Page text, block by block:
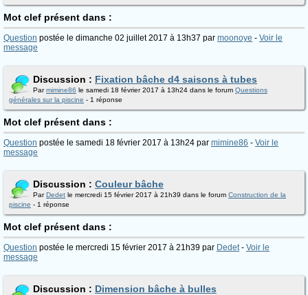
Mot clef présent dans :
Question postée le dimanche 02 juillet 2017 à 13h37 par moonoye - Voir le
message
Discussion : Fixation bâche d4 saisons à tubes
Parmimine86 le samedi 18 février 2017 à 13h24 dans le forum Questions
générales sur la piscine - 1 réponse
Mot clef présent dans :
Question postée le samedi 18 février 2017 à 13h24 par mimine86 - Voir le
message
Discussion : Couleur bâche
ParDedet le mercredi 15 février 2017 à 21h39 dans le forum Construction de la
piscine - 1 réponse
Mot clef présent dans :
Question postée le mercredi 15 février 2017 à 21h39 par Dedet- Voir le
message
Discussion : Dimension bâche à bulles